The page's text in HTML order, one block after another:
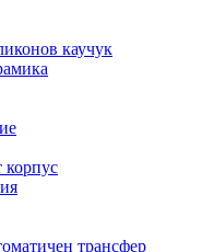
каучук
корпус
трансфер